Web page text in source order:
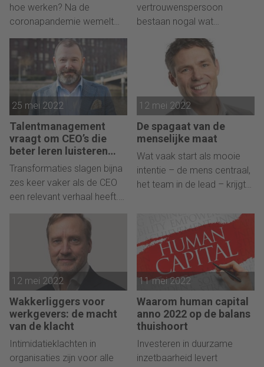
hoe werken? Na de
coronapandemie wemelt
het van de antwoorden op
deze vragen. Hoogleraar
HRM Karin Sanders pleit
voor het zorgvuldig
onderzoeken van de
voorkeuren van
medewerkers in plaats van
af te gaan op aannames. Zij
komt nu met een eerste
onderzoek.
vertrouwenspersoon
bestaan nogal wat
misverstanden, zowel bij
werkgevers als bij
medewerkers. Hoe zit het
precies?
25 mei 2022
Talentmanagement
vraagt om CEO’s die
beter leren luisteren…
Transformaties slagen bijna
zes keer vaker als de CEO
een relevant verhaal heeft.
En dat heeft alles te maken
met de employee journey.
12 mei 2022
De spagaat van de
menselijke maat
Wat vaak start als mooie
intentie – de mens centraal,
het team in de lead – krijgt
uitwerking, met soms heel
nare uitwassen.
12 mei 2022
Wakkerliggers voor
werkgevers: de macht
van de klacht
Intimidatieklachten in
organisaties zijn voor alle
11 mei 2022
Waarom human capital
anno 2022 op de balans
thuishoort
Investeren in duurzame
inzetbaarheid levert